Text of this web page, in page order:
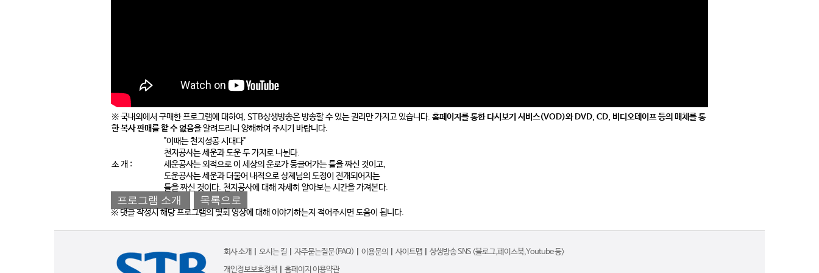
※ 국내외에서 구매한 프로그램에 대하여, STB상생방송은 방송할 수 있는 권리만 가지고 있습니다. 홈페이지를 통한 다시보기 서비스(VOD)와 DVD, CD, 비디오테이프 등의 매체를 통
한 복사 판매를 할 수 없음을 알려드리니 양해하여 주시기 바랍니다.
소 개 :
"이때는 천지성공 시대다"
천지공사는 세운과 도운 두 가지로 나뉜다.
세운공사는 외적으로 이 세상의 운로가 둥글어가는 틀을 짜신 것이고,
도운공사는 세운과 더불어 내적으로 상제님의 도정이 전개되어지는
틀을 짜신 것이다. 천지공사에 대해 자세히 알아보는 시간을 가져본다.
프로그램 소개 목록으로
※ 댓글 작성시 해당 프로그램의 몇회 영상에 대해 이야기하는지 적어주시면 도움이 됩니다.
회사 소개 오시는 길 자주묻는질문(FAQ) 이용문의 사이트맵
상생방송 SNS <블로그,페이스북,Youtube 등>
개인정보보호정책
홈페이지 이용약관